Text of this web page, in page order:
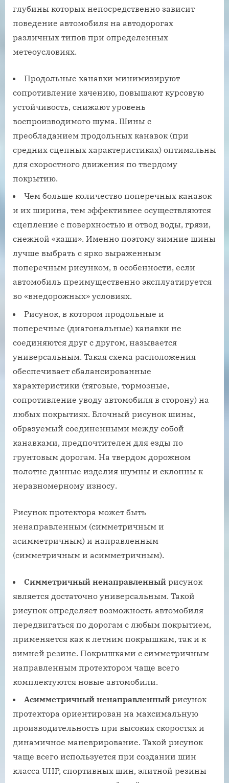
глубины которых непосредственно зависит
поведение автомобиля на автодорогах
различных типов при определенных
метеоусловиях.
Продольные канавки минимизируют
сопротивление качению, повышают курсовую
устойчивость, снижают уровень
воспроизводимого шума. Шины с
преобладанием продольных канавок (при
средних сцепных характеристиках) оптимальны
для скоростного движения по твердому
покрытию.
Чем больше количество поперечных канавок
и их ширина, тем эффективнее осуществляются
сцепление с поверхностью и отвод воды, грязи,
снежной «каши». Именно поэтому зимние шины
лучше выбрать с ярко выраженным
поперечным рисунком, в особенности, если
автомобиль преимущественно эксплуатируется
во «внедорожных» условиях.
Рисунок, в котором продольные и
поперечные (диагональные) канавки не
соединяются друг с другом, называется
универсальным. Такая схема расположения
обеспечивает сбалансированные
характеристики (тяговые, тормозные,
сопротивление уводу автомобиля в сторону) на
любых покрытиях. Блочный рисунок шины,
образуемый соединенными между собой
канавками, предпочтителен для езды по
грунтовым дорогам. На твердом дорожном
полотне данные изделия шумны и склонны к
неравномерному износу.
Рисунок протектора может быть
ненаправленным (симметричным и
асимметричным) и направленным
(симметричным и асимметричным).
Симметричный ненаправленный рисунок
является достаточно универсальным. Такой
рисунок определяет возможность автомобиля
передвигаться по дорогам с любым покрытием,
применяется как к летним покрышкам, так и к
зимней резине. Покрышками с симметричным
направленным протектором чаще всего
комплектуются новые автомобили.
Асимметричный ненаправленный рисунок
протектора ориентирован на максимальную
производительность при высоких скоростях и
динамичное маневрирование. Такой рисунок
чаще всего используется при создании шин
класса UHP, спортивных шин, элитной резины